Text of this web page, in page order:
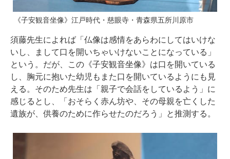
《子安観音坐像》江戸時代・慈眼寺・青森県五所川原市
須藤先生によれば「仏像は感情をあらわにしてはいけな
いし、まして口を開いちゃいけないことになっている」
という。だが、この《子安観音坐像》は口を開いている
し、胸元に抱いた幼児もまた口を開いているようにも見
える。そのため先生は「親子で会話をしているよう」に
感じるとし、「おそらく赤ん坊や、その母親を亡くした
遺族が、供養のために作らせたのだろう」と推測する。